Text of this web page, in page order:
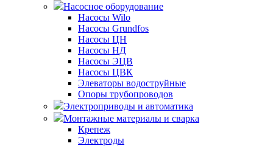
Насосное оборудование
Насосы Wilo
Насосы Grundfos
Насосы ЦН
Насосы НД
Насосы ЭЦВ
Насосы ЦВК
Элеваторы водоструйные
Опоры трубопроводов
Электроприводы и автоматика
Монтажные материалы и сварка
Крепеж
Электроды